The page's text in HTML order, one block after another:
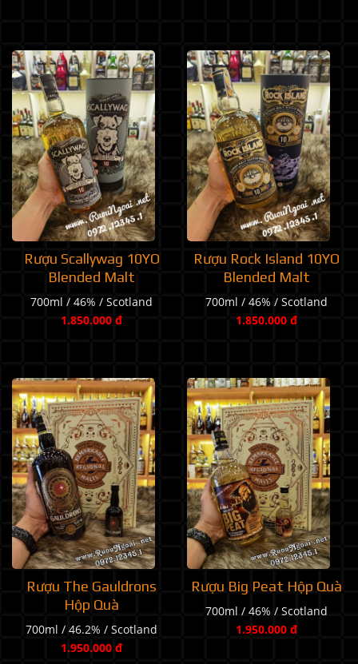
Rượu Scallywag 10YO
Blended Malt
700ml / 46% / Scotland
1.850.000 đ
Rượu Rock Island 10YO
Blended Malt
700ml / 46% / Scotland
1.850.000 đ
Rượu The Gauldrons
Hộp Quà
700ml / 46.2% / Scotland
1.950.000 đ
Rượu Big Peat Hộp Quà
700ml / 46% / Scotland
1.950.000 đ